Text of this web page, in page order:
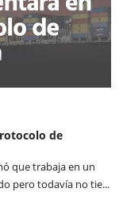
de
que trabaja en un
pero todavía no tie...